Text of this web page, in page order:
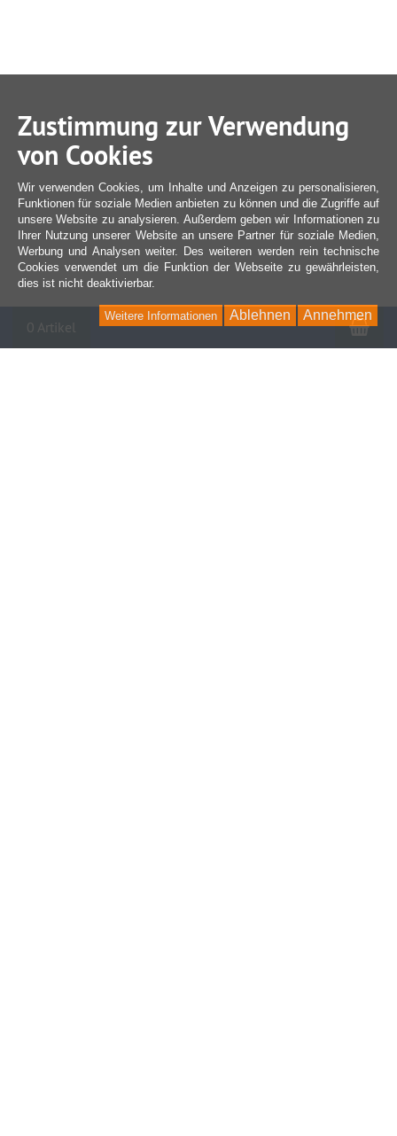
0 Artikel
Zustimmung zur Verwendung
von Cookies
Wir verwenden Cookies, um Inhalte und Anzeigen zu personalisieren,
Funktionen für soziale Medien anbieten zu können und die Zugriffe auf
unsere Website zu analysieren. Außerdem geben wir Informationen zu
Ihrer Nutzung unserer Website an unsere Partner für soziale Medien,
Werbung und Analysen weiter. Des weiteren werden rein technische
Cookies verwendet um die Funktion der Webseite zu gewährleisten,
dies ist nicht deaktivierbar.
Annehmen
Ablehnen
Weitere Informationen